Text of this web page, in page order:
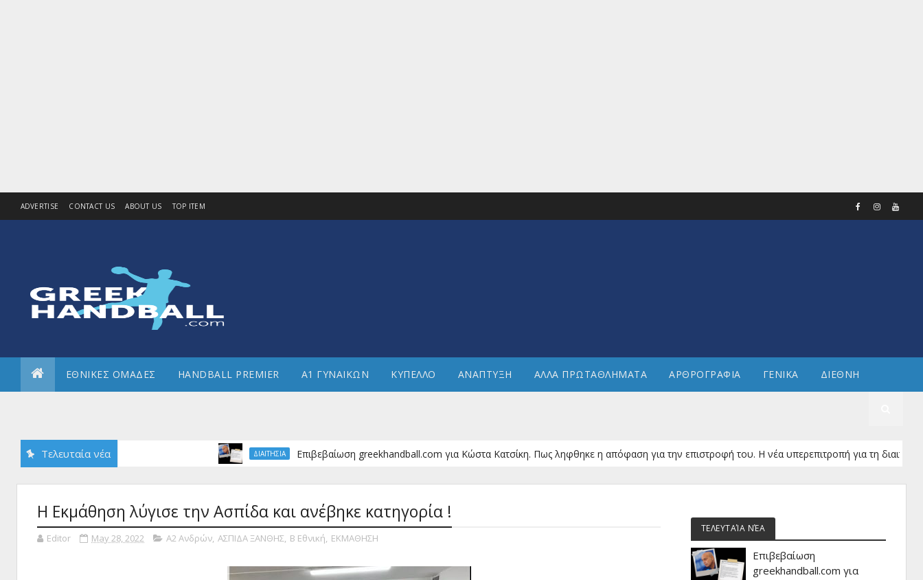
ADVERTISE CONTACT US ABOUT US TOP ITEM
ΕΘΝΙΚΕΣ ΟΜΑΔΕΣ HANDBALL PREMIER Α1 ΓΥΝΑΙΚΩΝ ΚΥΠΕΛΛΟ ΑΝΑΠΤΥΞΗ ΑΛΛΑ ΠΡΩΤΑΘΛΗΜΑΤΑ ΑΡΘΡΟΓΡΑΦΙΑ ΓΕΝΙΚΑ ΔΙΕΘΝΗ
Τελευταία νέα ΔΙΑΙΤΗΣΙΑ Επιβεβαίωση greekhandball.com για Κώστα Κατσίκη. Πως ληφθηκε η απόφαση για την επιστροφή του. Η νέα υπερεπιτροπή για τη διαιτησία.
Η Εκμάθηση λύγισε την Ασπίδα και ανέβηκε κατηγορία !
Editor May 28, 2022 Α2 Ανδρών, ΑΣΠΙΔΑ ΞΑΝΘΗΣ, Β Εθνική, ΕΚΜΑΘΗΣΗ
ΤΕΛΕΥΤΑΊΑ ΝΈΑ
Επιβεβαίωση
greekhandball.com για